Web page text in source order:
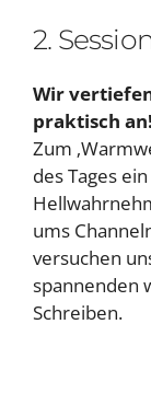
2.
Wir
praktisch an!
Zum
des Tages
ums
versuchen
spannenden
Schreiben.